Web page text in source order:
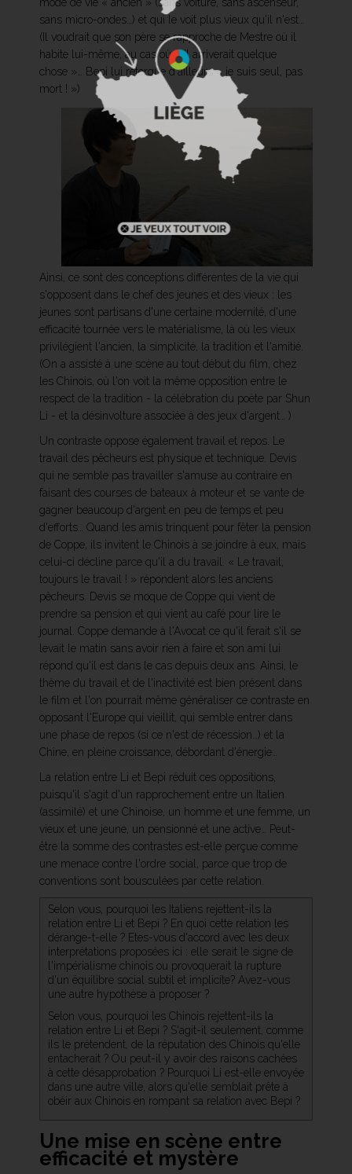
sans micro-ondes…) et qui le voit plus vieux qu'il n'est…
(Il voudrait que son père se rapproche de Mestre où il
habite lui-même, au cas où « il arriverait quelque
chose »… Bepi lui rétorque d'ailleurs « je suis seul, pas
mort ! »)
Ainsi, ce sont des conceptions différentes de la vie qui
s'opposent dans le chef des jeunes et des vieux : les
jeunes sont partisans d'une certaine modernité, d'une
efficacité tournée vers le matérialisme, là où les vieux
privilégient l'ancien, la simplicité, la tradition et l'amitié.
(On a assisté à une scène au tout début du film, chez
les Chinois, où l'on voit la même opposition entre le
respect de la tradition - la célébration du poète par Shun
Li - et la désinvolture associée à des jeux d'argent… )
Un contraste oppose également travail et repos. Le
travail des pêcheurs est physique et technique. Devis
qui ne semble pas travailler s'amuse au contraire en
faisant des courses de bateaux à moteur et se vante de
gagner beaucoup d'argent en peu de temps et peu
d'efforts… Quand les amis trinquent pour fêter la pension
de Coppe, ils invitent le Chinois à se joindre à eux, mais
celui-ci décline parce qu'il a du travail. « Le travail,
toujours le travail ! » répondent alors les anciens
pêcheurs. Devis se moque de Coppe qui vient de
prendre sa pension et qui vient au café pour lire le
journal. Coppe demande à l'Avocat ce qu'il ferait s'il se
levait le matin sans avoir rien à faire et son ami lui
répond qu'il est dans le cas depuis deux ans. Ainsi, le
thème du travail et de l'inactivité est bien présent dans
le film et l'on pourrait même généraliser ce contraste en
opposant l'Europe qui vieillit, qui semble entrer dans
une phase de repos (si ce n'est de récession…) et la
Chine, en pleine croissance, débordant d'énergie…
La relation entre Li et Bepi réduit ces oppositions,
puisqu'il s'agit d'un rapprochement entre un Italien
(assimilé) et une Chinoise, un homme et une femme, un
vieux et une jeune, un pensionné et une active… Peut-
être la somme des contrastes est-elle perçue comme
une menace contre l'ordre social, parce que trop de
conventions sont bousculées par cette relation.
Selon vous, pourquoi les Italiens rejettent-ils la
relation entre Li et Bepi ? En quoi cette relation les
dérange-t-elle ? Etes-vous d'accord avec les deux
interprétations proposées ici : elle serait le signe de
l'impérialisme chinois ou provoquerait la rupture
d'un équilibre social subtil et implicite? Avez-vous
une autre hypothèse à proposer ?
Selon vous, pourquoi les Chinois rejettent-ils la
relation entre Li et Bepi ? S'agit-il seulement, comme
ils le prétendent, de la réputation des Chinois qu'elle
entacherait ? Ou peut-il y avoir des raisons cachées
à cette désapprobation ? Pourquoi Li est-elle envoyée
dans une autre ville, alors qu'elle semblait prête à
obéir aux Chinois en rompant sa relation avec Bepi ?
Une mise en scène entre
efficacité et mystère